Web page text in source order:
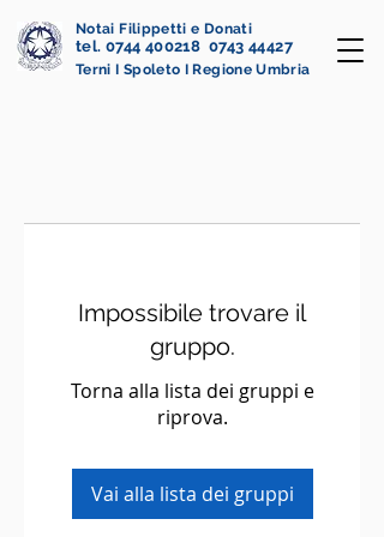
Notai Filippetti e Donati
tel. 0744 400218 0743 44427
Terni I Spoleto I Regione Umbria
Impossibile trovare il
gruppo.
Torna alla lista dei gruppi e
riprova.
Vai alla lista dei gruppi